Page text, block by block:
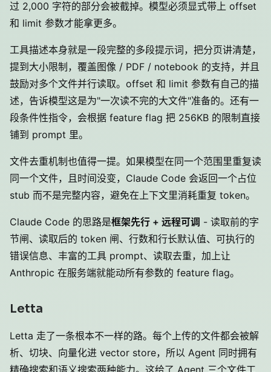
过 2,000 字符的部分会被截掉。模型必须显式带上 offset
和 limit 参数才能拿更多。
工具描述本身就是一段完整的多段提示词，把分页讲清楚，
提到大小限制，覆盖图像 / PDF / notebook 的支持，并且
鼓励对多个文件并行读取。offset 和 limit 参数有自己的描
述，告诉模型这是为"一次读不完的大文件"准备的。还有一
段条件性指令，会根据 feature flag 把 256KB 的限制直接
铺到 prompt 里。
文件去重机制也值得一提。如果模型在同一个范围里重复读
同一个文件，且时间没变，Claude Code 会返回一个占位
stub 而不是完整内容，避免在上下文里消耗重复 token。
Claude Code 的思路是框架先行 + 远程可调 - 读取前的字
节闸、读取后的 token 闸、行数和行长默认值、可执行的
错误信息、丰富的工具 prompt、读取去重，加上让
Anthropic 在服务端就能动所有参数的 feature flag。
Letta
Letta 走了一条根本不一样的路。每个上传的文件都会被解
析、切块、向量化进 vector store，所以 Agent 同时拥有
精确搜索和语义搜索两种能力。这给了 Agent 三个文件工